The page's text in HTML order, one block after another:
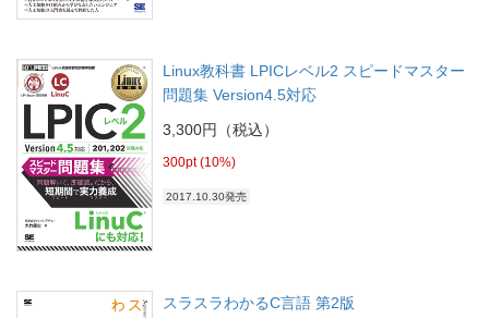
Linux教科書 LPICレベル2 スピードマスター
問題集 Version4.5対応
3,300円（税込）
300pt (10%)
2017.10.30発売
スラスラわかるC言語 第2版